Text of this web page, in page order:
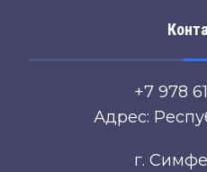
+7 978
Адрес:
г.